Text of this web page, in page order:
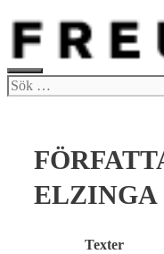
Hoppa
innehåll
MENY
Sök
ELZINGA
Texter